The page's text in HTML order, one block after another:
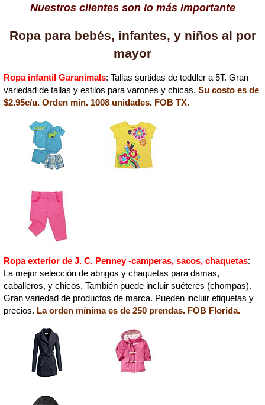
Nuestros clientes son lo más importante
Ropa para bebés, infantes, y niños al por
mayor
Ropa infantil Garanimals: Tallas surtidas de toddler a 5T. Gran
variedad de tallas y estilos para varones y chicas. Su costo es de
$2.95c/u. Orden min. 1008 unidades. FOB TX.
Ropa exterior de J. C. Penney -camperas, sacos, chaquetas:
La mejor selección de abrigos y chaquetas para damas,
caballeros, y chicos. También puede incluir suéteres (chompas).
Gran variedad de productos de marca. Pueden incluir etiquetas y
precios. La orden mínima es de 250 prendas. FOB Florida.